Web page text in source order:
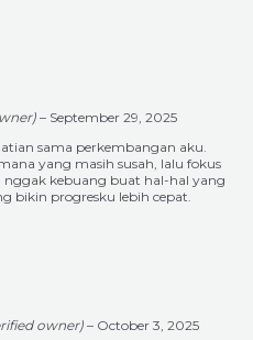
– September 29, 2025
sama perkembangan aku.
yang masih susah, lalu fokus
kebuang buat hal-hal yang
bikin progresku lebih cepat.
owner)– October 3, 2025